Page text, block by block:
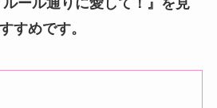
ール通りに愛して！』を見
すめです。